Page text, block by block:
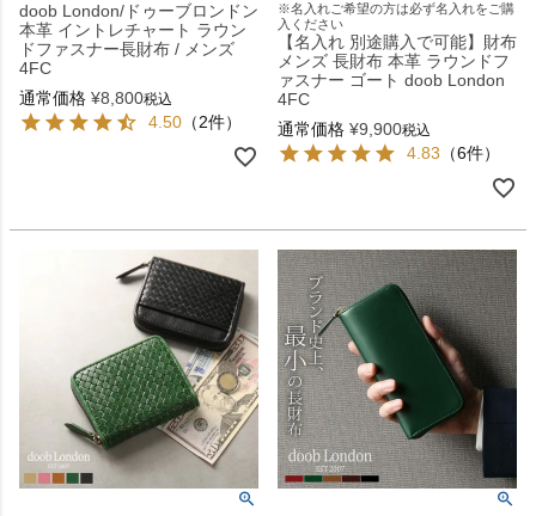
doob London/ドゥーブロンドン
本革 イントレチャート ラウン
ドファスナー長財布 / メンズ
4FC
通常価格 ¥8,800税込
4.50 （2件）
※名入れご希望の方は必ず名入れをご購
入ください
【名入れ 別途購入で可能】財布
メンズ 長財布 本革 ラウンドフ
ァスナー ゴート doob London
4FC
通常価格 ¥9,900税込
4.83 （6件）